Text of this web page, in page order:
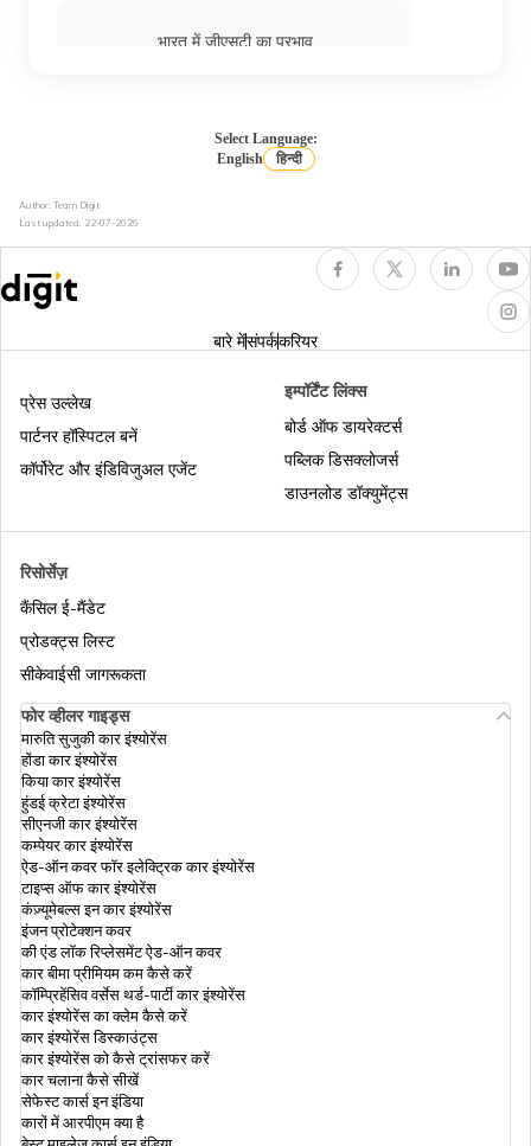
भारत में जीएसटी का प्रभाव
Select Language:
English
हिन्दी
Author: Team Digit
Last updated: 22-07-2026
बारे मेंसंपर्ककरियर
रिसोर्सेज़
कैंसिल ई-मैंडेट
प्रोडक्ट्स लिस्ट
सीकेवाईसी जागरूकता
प्रेस उल्लेख
पार्टनर हॉस्पिटल बनें
कॉर्पोरेट और इंडिविजुअल एजेंट
इम्पॉर्टेंट लिंक्स
बोर्ड ऑफ डायरेक्टर्स
पब्लिक डिसक्लोजर्स
डाउनलोड डॉक्युमेंट्स
फोर व्हीलर गाइड्स
मारुति सुजुकी कार इंश्योरेंस
होंडा कार इंश्योरेंस
किया कार इंश्योरेंस
हुंडई क्रेटा इंश्योरेंस
सीएनजी कार इंश्योरेंस
कम्पेयर कार इंश्योरेंस
ऐड-ऑन कवर फॉर इलेक्ट्रिक कार इंश्योरेंस
टाइप्स ऑफ कार इंश्योरेंस
कंज़्यूमेबल्स इन कार इंश्योरेंस
इंजन प्रोटेक्शन कवर
की एंड लॉक रिप्लेसमेंट ऐड-ऑन कवर
कार बीमा प्रीमियम कम कैसे करें
कॉम्प्रिहेंसिव वर्सेस थर्ड-पार्टी कार इंश्योरेंस
कार इंश्योरेंस का क्लेम कैसे करें
कार इंश्योरेंस डिस्काउंट्स
कार इंश्योरेंस को कैसे ट्रांसफर करें
कार चलाना कैसे सीखें
सेफेस्ट कार्स इन इंडिया
कारों में आरपीएम क्या है